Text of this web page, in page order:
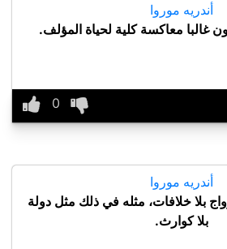
أندريه موروا
غالبا معاكسة كلية لحياة المؤلف.
أندريه موروا
بلا خلافات، مثله في ذلك مثل دولة
بلا كوارث.